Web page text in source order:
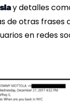
y detalles
de otras frases
en redes